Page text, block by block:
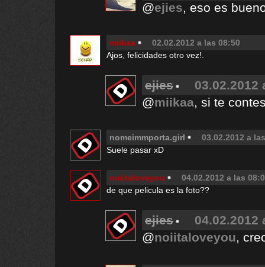
@ejies, eso es
miikaa
02.02.2012 a las 08:50
Ajos, felicidades otro vez!.
ejies
03.02.2012
@miikaa, si te
nomeimmporta.girl
03.02.2012 a
Suele pasar xD
noiitaloveyou
04.02.2012 a las
de que pelicula es la foto??
ejies
04.02.2012
@noiitaloveyou,